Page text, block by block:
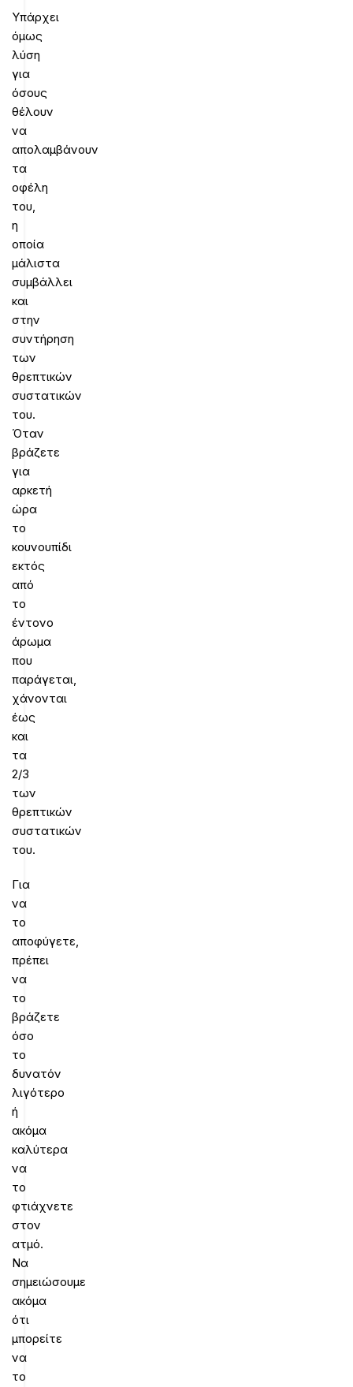
Υπάρχει
όμως
λύση
για
όσους
θέλουν
να
απολαμβάνουν
τα
οφέλη
του,
η
οποία
μάλιστα
συμβάλλει
και
στην
συντήρηση
των
θρεπτικών
συστατικών
του.
Όταν
βράζετε
για
αρκετή
ώρα
το
κουνουπίδι
εκτός
από
το
έντονο
άρωμα
που
παράγεται,
χάνονται
έως
και
τα
2/3
των
θρεπτικών
συστατικών
του.
Για
να
το
αποφύγετε,
πρέπει
να
το
βράζετε
όσο
το
δυνατόν
λιγότερο
ή
ακόμα
καλύτερα
να
το
φτιάχνετε
στον
ατμό.
Να
σημειώσουμε
ακόμα
ότι
μπορείτε
να
το